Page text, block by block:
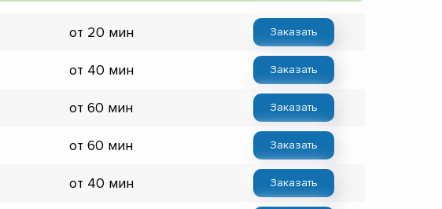
от 20 мин Заказать
от 40 мин Заказать
от 60 мин Заказать
от 60 мин Заказать
от 40 мин Заказать